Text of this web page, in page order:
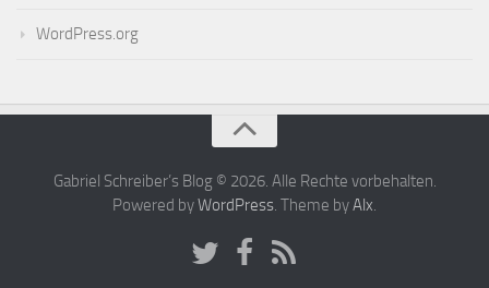
WordPress.org
Gabriel Schreiber’s Blog © 2026. Alle Rechte vorbehalten.
Powered byWordPress. Theme byAlx.